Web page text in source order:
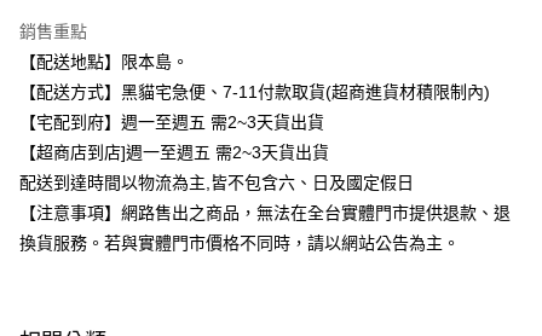
台新國際商業銀行
台灣樂天信用卡公司
Google Pay
全盈+PAY
大哥付你分期
相關說明
【大哥付你分期使用說明】
1.本服務由台灣大哥大提供，台灣大哥大用戶可立即使用無須另外申請。
2.付款方式選擇「大哥付你分期」，訂單成立後會自動跳轉到大哥付的交易
流程，驗證手機門號後，選擇欲分期的期數、繳款截止日，確認付款後即完
ATM付款
銷售重點
【配送地點】限本島。
【配送方式】黑貓宅急便、7-11付款取貨(超商進貨材積限制內)
【宅配到府】週一至週五 需2~3天貨出貨
【超商店到店]週一至週五 需2~3天貨出貨
配送到達時間以物流為主,皆不包含六、日及國定假日
【注意事項】網路售出之商品，無法在全台實體門市提供退款、退
換貨服務。若與實體門市價格不同時，請以網站公告為主。